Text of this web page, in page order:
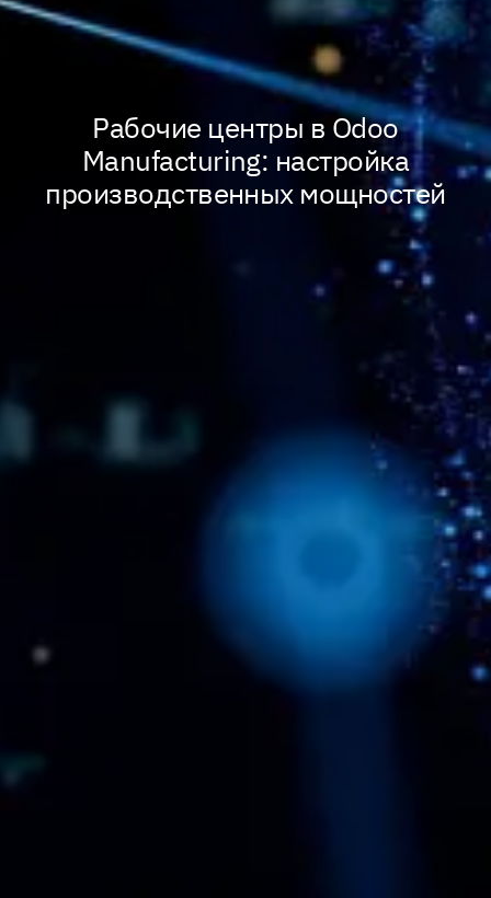
Рабочие центры в Odoo
Manufacturing: настройка
производственных мощностей